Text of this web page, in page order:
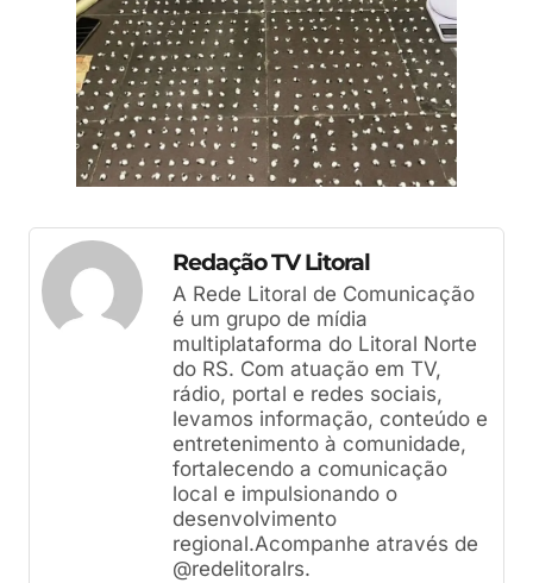
Redação TV Litoral
A Rede Litoral de Comunicação
é um grupo de mídia
multiplataforma do Litoral Norte
do RS. Com atuação em TV,
rádio, portal e redes sociais,
levamos informação, conteúdo e
entretenimento à comunidade,
fortalecendo a comunicação
local e impulsionando o
desenvolvimento
regional.Acompanhe através de
@redelitoralrs.